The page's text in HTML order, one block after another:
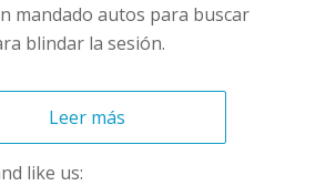
mandado autos para buscar
blindar la sesión.
Leer más
like us: